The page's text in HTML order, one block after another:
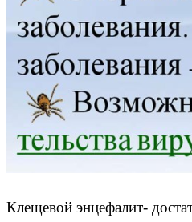
Клещевой энцефалит-